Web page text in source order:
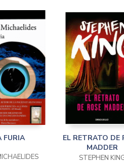
FURIA
EL RETRATO DE
MADDER
STEPHEN